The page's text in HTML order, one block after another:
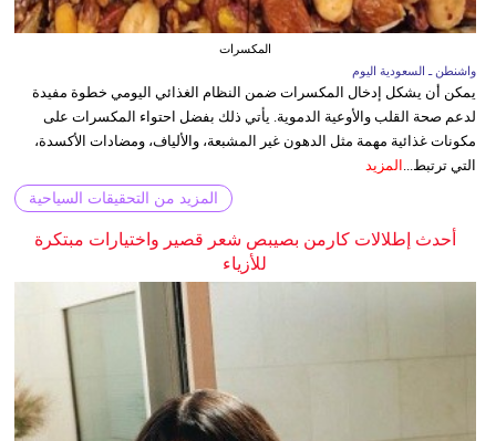
المكسرات
واشنطن ـ السعودية اليوم
يمكن أن يشكل إدخال المكسرات ضمن النظام الغذائي اليومي خطوة مفيدة
لدعم صحة القلب والأوعية الدموية. يأتي ذلك بفضل احتواء المكسرات على
مكونات غذائية مهمة مثل الدهون غير المشبعة، والألياف، ومضادات الأكسدة،
التي ترتبط...
المزيد
المزيد من التحقيقات السياحية
أحدث إطلالات كارمن بصيبص شعر قصير واختيارات مبتكرة
للأزياء